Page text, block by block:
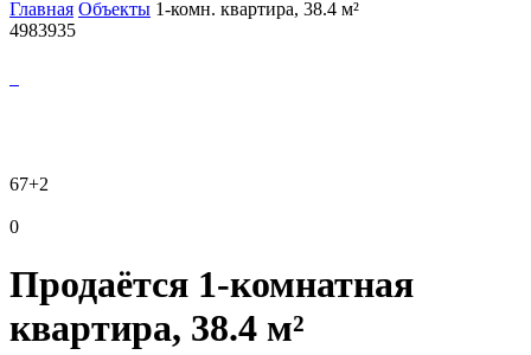
Главная Объекты 1-комн. квартира, 38.4 м²
4983935
67+2
0
Продаётся 1-комнатная
квартира, 38.4 м²